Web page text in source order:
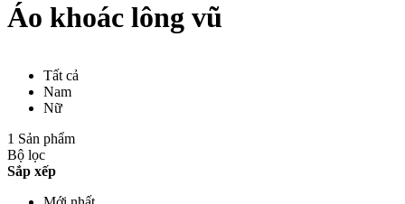
Áo khoác lông vũ
Tất cả
Nam
Nữ
1 Sản phẩm
Bộ lọc
Sắp xếp